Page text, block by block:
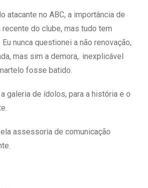
atacante no ABC, a importância de
do clube, mas tudo tem
nunca questionei a não renovação,
mas sim a demora,. inexplicável
fosse batido.
galeria de ídolos, para a história e o
assessoria de comunicação